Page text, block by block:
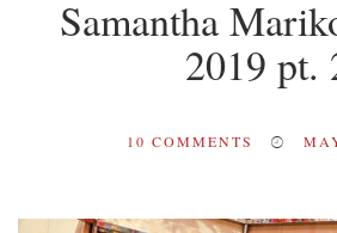
Samantha
2019 pt.
10 COMMENTS